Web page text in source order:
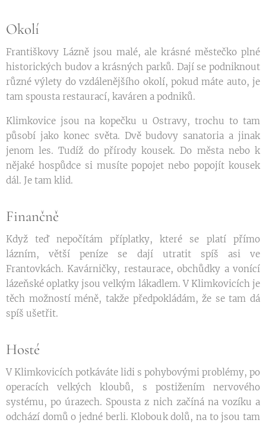
Okolí
Františkovy Lázně jsou malé, ale krásné městečko plné
historických budov a krásných parků. Dají se podniknout
různé výlety do vzdálenějšího okolí, pokud máte auto, je
tam spousta restaurací, kaváren a podniků.
Klimkovice jsou na kopečku u Ostravy, trochu to tam
působí jako konec světa. Dvě budovy sanatoria a jinak
jenom les. Tudíž do přírody kousek. Do města nebo k
nějaké hospůdce si musíte popojet nebo popojít kousek
dál. Je tam klid.
Finančně
Když teď nepočítám příplatky, které se platí přímo
lázním, větší peníze se dají utratit spíš asi ve
Frantovkách. Kavárničky, restaurace, obchůdky a vonící
lázeňské oplatky jsou velkým lákadlem. V Klimkovicích je
těch možností méně, takže předpokládám, že se tam dá
spíš ušetřit.
Hosté
V Klimkovicích potkáváte lidi s pohybovými problémy, po
operacích velkých kloubů, s postižením nervového
systému, po úrazech. Spousta z nich začíná na vozíku a
odchází domů o jedné berli. Klobouk dolů, na to jsou tam